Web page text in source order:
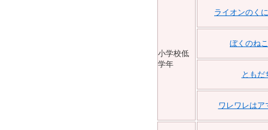
小学校低
学年
ライオンのく
ぼくのね
ともだ
ワレワレはア